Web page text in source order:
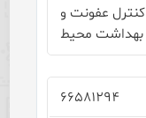
کنترل عفونت و
بهداشت محیط
۶۶۵۸۱۲۹۴